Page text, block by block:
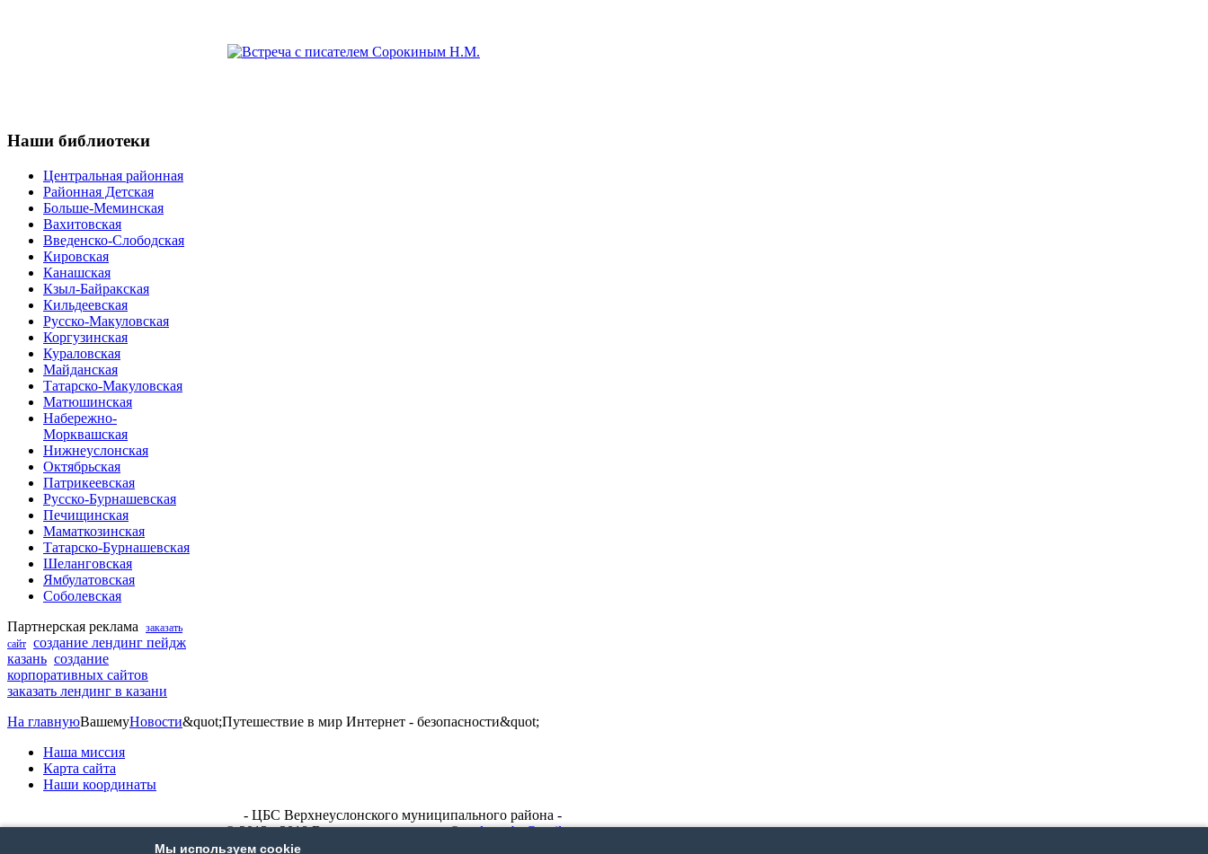
Наши библиотеки
Центральная районная
Районная Детская
Больше-Меминская
Вахитовская
Введенско-Слободская
Кировская
Канашская
Кзыл-Байракская
Кильдеевская
Русско-Макуловская
Коргузинская
Кураловская
Майданская
Татарско-Макуловская
Матюшинская
Набережно-
Морквашская
Нижнеуслонская
Октябрьская
Патрикеевская
Русско-Бурнашевская
Печищинская
Маматкозинская
Татарско-Бурнашевская
Шеланговская
Ямбулатовская
Соболевская
Партнерская реклама
заказать
сайт создание лендинг пейдж
казань создание
корпоративных сайтов
заказать лендинг в казани
На главнуюВашемуНовости&quot;Путешествие в мир Интернет - безопасности&quot;
Наша миссия
Карта сайта
Наши координаты
- ЦБС Верхнеуслонского муниципального района -
© 2013 - 2018 Все права защищены ©uslon_cbs@mail.ru
Мы используем cookie